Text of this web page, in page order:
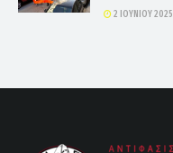
2 ΙΟΥΝΊΟΥ 2025